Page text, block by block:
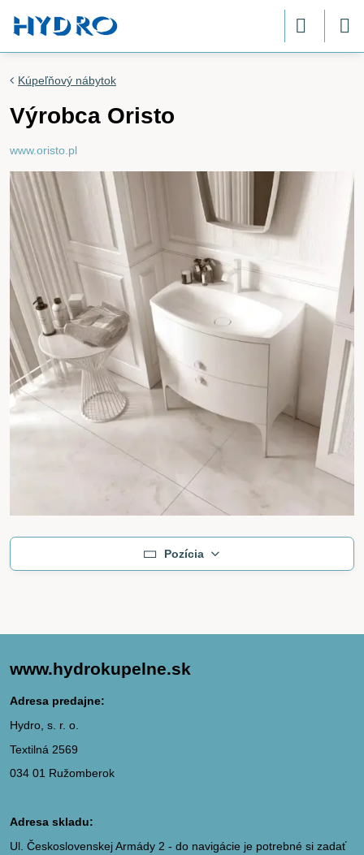
Kúpeľňový nábytok
Výrobca Oristo
www.oristo.pl
Pozícia
www.hydrokupelne.sk
Adresa predajne:
Hydro, s. r. o.
Textilná 2569
034 01 Ružomberok
Adresa skladu:
Ul. Československej Armády 2 - do navigácie je potrebné si zadať